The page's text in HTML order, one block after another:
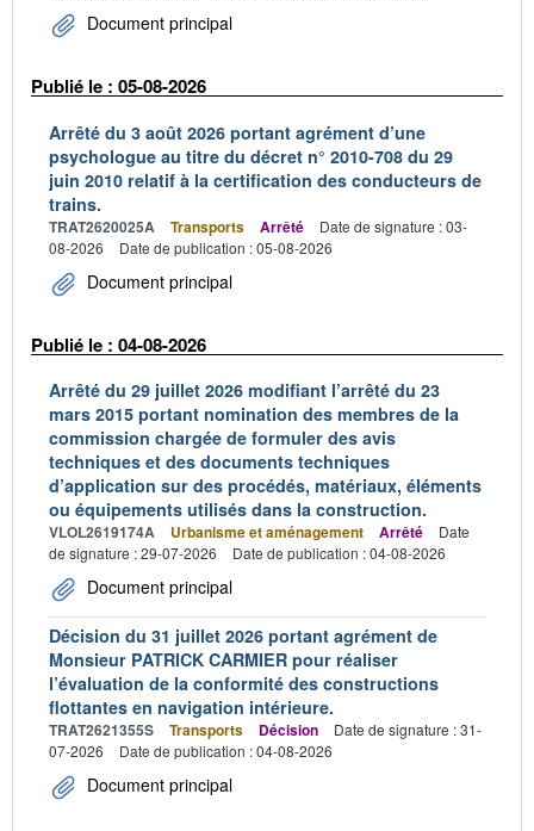
Document principal
Publié le : 05-08-2026
Arrêté du 3 août 2026 portant agrément d’une
psychologue au titre du décret n° 2010-708 du 29
juin 2010 relatif à la certification des conducteurs de
trains.
TRAT2620025A Transports Arrêté
Date de signature : 03-
08-2026
Date de publication : 05-08-2026
Document principal
Publié le : 04-08-2026
Arrêté du 29 juillet 2026 modifiant l’arrêté du 23
mars 2015 portant nomination des membres de la
commission chargée de formuler des avis
techniques et des documents techniques
d’application sur des procédés, matériaux, éléments
ou équipements utilisés dans la construction.
VLOL2619174A Urbanisme et aménagement Arrêté
Date
de signature : 29-07-2026
Date de publication : 04-08-2026
Document principal
Décision du 31 juillet 2026 portant agrément de
Monsieur PATRICK CARMIER pour réaliser
l’évaluation de la conformité des constructions
flottantes en navigation intérieure.
TRAT2621355S Transports Décision
Date de signature : 31-
07-2026
Date de publication : 04-08-2026
Document principal